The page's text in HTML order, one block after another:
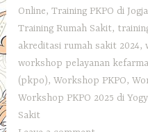
Online,Training PKPO di Jogja
Training Rumah Sakit,
akreditasi rumah sakit 2024,
workshop pelayanan
(pkpo),Workshop PKPO,
Workshop PKPO 2025 di
Sakit